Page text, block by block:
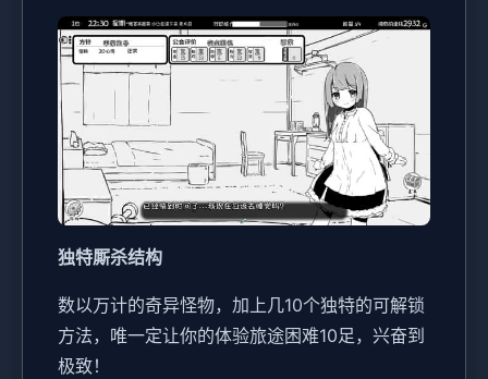
独特厮杀结构
数以万计的奇异怪物，加上几10个独特的可解锁
方法，唯一定让你的体验旅途困难10足，兴奋到
极致！